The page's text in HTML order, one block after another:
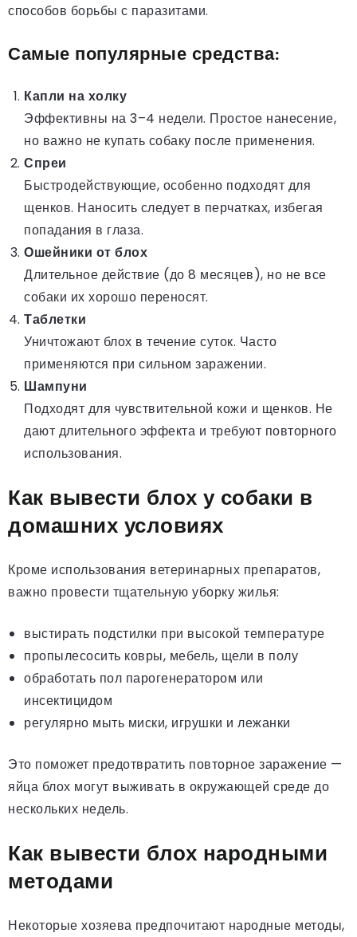
способов борьбы с паразитами.
Самые популярные средства:
Капли на холку
Эффективны на 3–4 недели. Простое нанесение,
но важно не купать собаку после применения.
Спреи
Быстродействующие, особенно подходят для
щенков. Наносить следует в перчатках, избегая
попадания в глаза.
Ошейники от блох
Длительное действие (до 8 месяцев), но не все
собаки их хорошо переносят.
Таблетки
Уничтожают блох в течение суток. Часто
применяются при сильном заражении.
Шампуни
Подходят для чувствительной кожи и щенков. Не
дают длительного эффекта и требуют повторного
использования.
Как вывести блох у собаки в
домашних условиях
Кроме использования ветеринарных препаратов,
важно провести тщательную уборку жилья:
выстирать подстилки при высокой температуре
пропылесосить ковры, мебель, щели в полу
обработать пол парогенератором или
инсектицидом
регулярно мыть миски, игрушки и лежанки
Это поможет предотвратить повторное заражение —
яйца блох могут выживать в окружающей среде до
нескольких недель.
Как вывести блох народными
методами
Некоторые хозяева предпочитают народные методы,